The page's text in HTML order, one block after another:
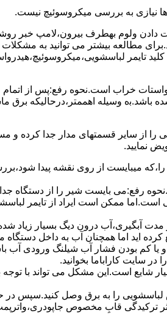
ﻧﯿﺎزی ﺑﻪ بررسی ﻣﯿﮑﺮوﺳﻮﺋﯿﭻ نیست.
دادن وﻟﻮم بهطرف ﺑﯿﺮون،ﻻﻣﭗ ﺧﺒﺮ
ﻋﻤﻞ آﺑﮕﯿﺮی را ﺑﻪ اﺗﻤﺎم رﺳﺎﻧﺪه،اﻣﺎ ﻋﻤﻠﯿﺎت ﺑﻌﺪی اﻧﺠﺎم نمیشود.۱٫
(۱۳)،ﮐﻪ ﺑﻪ ﻣﻮﺗﻮر ﻣﺘﺼﻞ اﺳﺖ،وﺻﻞ ﺷﺪه ﺑﺎﺷﺪ.ﺑه وسیله
ﻧﻤﺎﯾﯿﺪ.
میبایست از روی ﻧﻘﺸﻪ ﭘﯿﺪا
رﻓﻊ:می بایست ﺷﯿﺮ را از دستگاه
ممکن است ایراد از تایمر
ﻣﺪت آﺑﮕﯿﺮی،آب درون دﯾﮓ ﺑﺴﯿﺎر زﯾﺎد
اما همچنان آب به داخل دستگاه
یا کم بودن فشار آب شیلنگ ورودی
سایت کاراباما بخوانید.
شایع است.این مشکل می تواند با
را ﺑﻪ ﺑﺮق وصل ﮐﻨﯿﺪ.سپس
قابِ ﻣﺨﺼﻮص